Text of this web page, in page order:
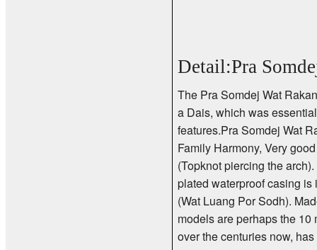
Detail:Pra
The Pra Somdej Wat
a Dais, which was
features.Pra Somdej Wat
Family Harmony, Very
(Topknot piercing the
plated waterproof casing
(Wat Luang Por Sodh).
models are perhaps the
over the centuries now,